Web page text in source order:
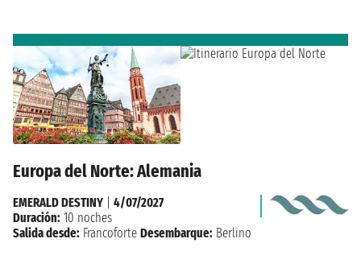
Europa del Norte: Alemania
EMERALD DESTINY
4/07/2027
Duración: 10 noches
Salida desde: Francoforte Desembarque: Berlino